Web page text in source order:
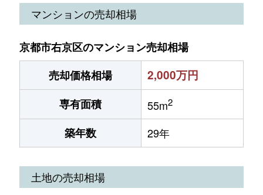
マンションの売却相場
京都市右京区のマンション売却相場
売却価格相場
2,000万円
専有面積 55m2
築年数 29年
土地の売却相場